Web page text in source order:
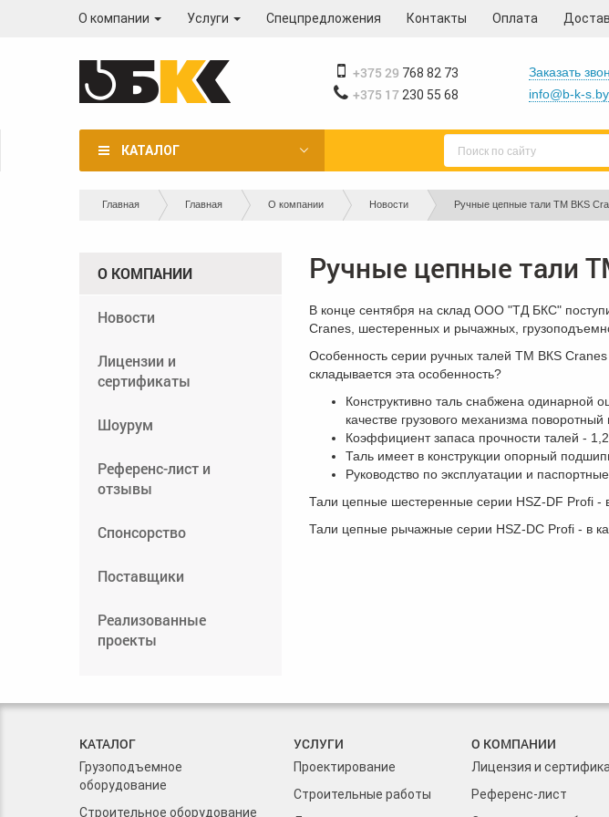
О компании Услуги Спецпредложения Контакты Оплата
+375 29 768 82 73
+375 17 230 55 68
Заказать
info@b-k-s.by
КАТАЛОГ
Вы
Главная Главная О компании Новости Ручные цепные тали ТМ BKS
О КОМПАНИИ
Новости
Лицензии и
сертификаты
Шоурум
Референс-лист и
отзывы
Спонсорство
Поставщики
Реализованные
проекты
Ручные цепные тали
В конце сентября на склад ООО "ТД БКС"
Cranes, шестеренных и рычажных,
Особенность серии ручных талей ТМ BКS
складывается эта особенность?
Конструктивно таль снабжена одинарной
качестве грузового механизма
​Коэффициент запаса прочности талей -
Таль имеет в конструкции опорный
Руководство по эксплуатации и
Тали цепные шестеренные серии HSZ-DF Profi -
Тали цепные рычажные серии HSZ-DC Profi - в
КАТАЛОГ
Грузоподъемное
оборудование
Строительное оборудование
УСЛУГИ
Проектирование
Строительные работы
О КОМПАНИИ
Лицензия и
Референс-лист